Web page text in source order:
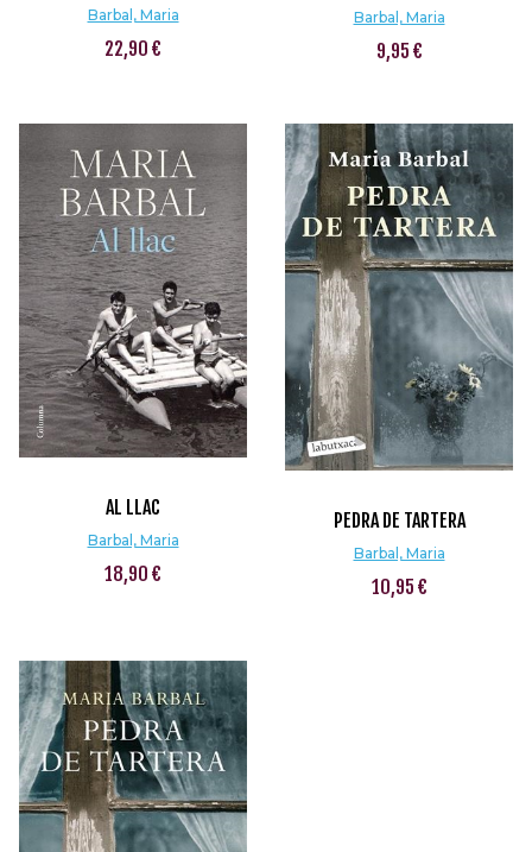
Barbal, Maria
22,90 €
Barbal, Maria
9,95 €
AL LLAC
Barbal, Maria
18,90 €
PEDRA DE TARTERA
Barbal, Maria
10,95 €